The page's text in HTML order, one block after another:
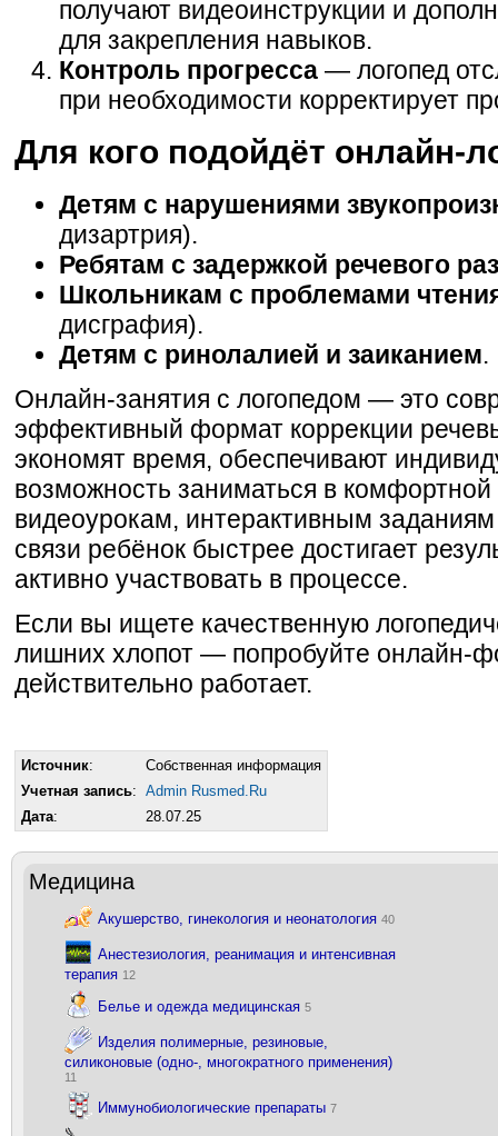
получают видеоинструкции и
для закрепления навыков.
Контроль прогресса — логопед
при необходимости корректирует
Для кого подойдёт онлайн-
Детям с нарушениями
дизартрия).
Ребятам с задержкой речевого
Школьникам с проблемами
дисграфия).
Детям с ринолалией и заиканием.
Онлайн-занятия с логопедом — это
эффективный формат коррекции
экономят время, обеспечивают
возможность заниматься в комфортной
видеоурокам, интерактивным
связи ребёнок быстрее достигает
активно участвовать в процессе.
Если вы ищете качественную
лишних хлопот — попробуйте онлайн-
действительно работает.
Источник:
Собственная информация
Учетная запись: Admin Rusmed.Ru
Дата: 28.07.25
Медицина
Акушерство, гинекология и неонатология 40
Анестезиология, реанимация и интенсивная
терапия 12
Белье и одежда медицинская 5
Изделия полимерные, резиновые,
силиконовые (одно-, многократного применения)
11
Иммунобиологические препараты 7